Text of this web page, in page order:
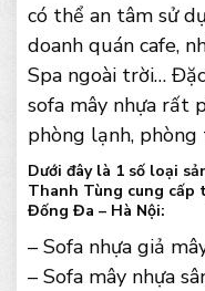
có thể an tâm sử
doanh quán cafe,
Spa ngoài trời…
sofa mây nhựa rất
phòng lạnh, phòng
Dưới đây là 1 số loại
Thanh Tùng cung cấp
Đống Đa – Hà Nội:
– Sofa nhựa giả
– Sofa mây nhựa